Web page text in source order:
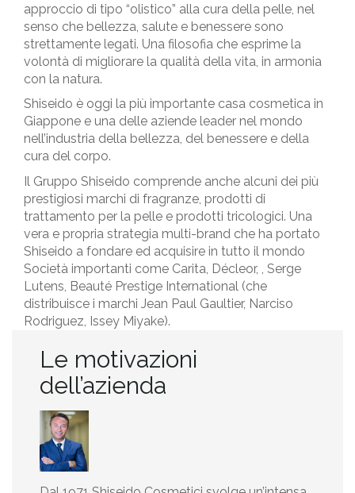
approccio di tipo “olistico” alla cura della pelle, nel
senso che bellezza, salute e benessere sono
strettamente legati. Una filosofia che esprime la
volontà di migliorare la qualità della vita, in armonia
con la natura.
Shiseido è oggi la più importante casa cosmetica in
Giappone e una delle aziende leader nel mondo
nell’industria della bellezza, del benessere e della
cura del corpo.
Il Gruppo Shiseido comprende anche alcuni dei più
prestigiosi marchi di fragranze, prodotti di
trattamento per la pelle e prodotti tricologici. Una
vera e propria strategia multi-brand che ha portato
Shiseido a fondare ed acquisire in tutto il mondo
Società importanti come Carita, Décleor, , Serge
Lutens, Beauté Prestige International (che
distribuisce i marchi Jean Paul Gaultier, Narciso
Rodriguez, Issey Miyake).
Le motivazioni
dell’azienda